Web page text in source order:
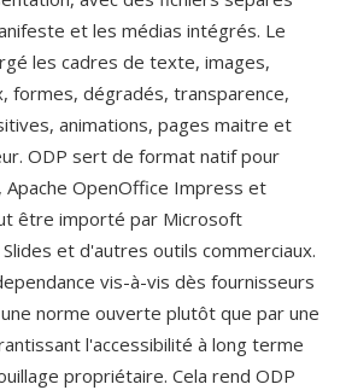
et les médias intégrés. Le
les cadres de texte, images,
formes, dégradés, transparence,
animations, pages maitre et
ODP sert de format natif pour
, Apache OpenOffice Impress et
être importé par Microsoft
et d'autres outils commerciaux.
vis-à-vis dès fournisseurs
norme ouverte plutôt que par une
l'accessibilité à long terme
propriétaire. Cela rend ODP